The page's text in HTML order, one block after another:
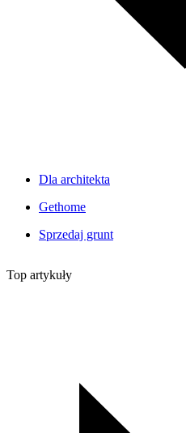
Dla architekta
Gethome
Sprzedaj grunt
Top artykuły